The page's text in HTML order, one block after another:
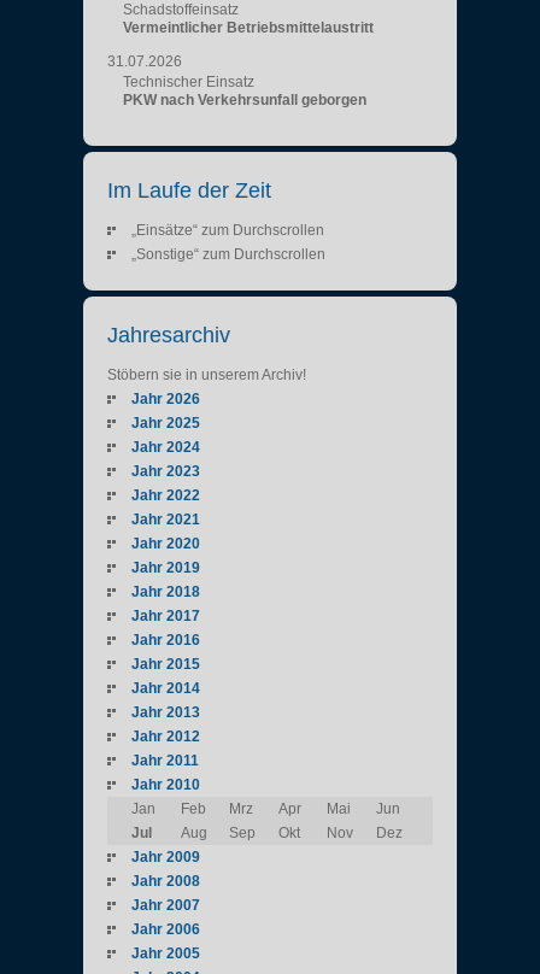
Schadstoffeinsatz
Vermeintlicher Betriebsmittelaustritt
31.07.2026
Technischer Einsatz
PKW nach Verkehrsunfall geborgen
Im Laufe der Zeit
„Einsätze“ zum Durchscrollen
„Sonstige“ zum Durchscrollen
Jahresarchiv
Stöbern sie in unserem Archiv!
Jahr 2026
Jahr 2025
Jahr 2024
Jahr 2023
Jahr 2022
Jahr 2021
Jahr 2020
Jahr 2019
Jahr 2018
Jahr 2017
Jahr 2016
Jahr 2015
Jahr 2014
Jahr 2013
Jahr 2012
Jahr 2011
Jahr 2010
Jan
Feb Mrz Apr Mai
Jun
Jul
Aug Sep Okt Nov
Dez
Jahr 2009
Jahr 2008
Jahr 2007
Jahr 2006
Jahr 2005